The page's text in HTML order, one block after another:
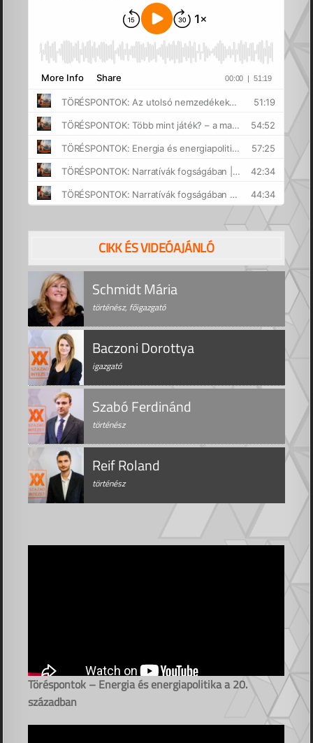
CIKK ÉS VIDEÓAJÁNLÓ
Schmidt Mária
történész, főigazgató
Baczoni Dorottya
igazgató
Szabó Ferdinánd
történész
Reif Roland
történész
Töréspontok – Energia és energiapolitika a 20.
században